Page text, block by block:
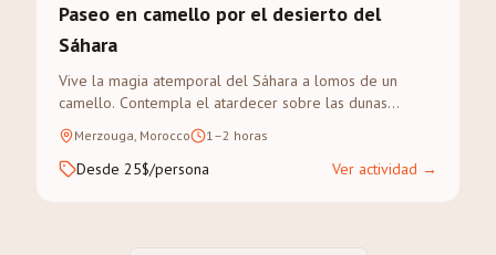
Paseo en camello por el desierto del
Sáhara
Vive la magia atemporal del Sáhara a lomos de un
camello. Contempla el atardecer sobre las dunas
doradas del Erg Chebbi en un trek guiado.
Merzouga, Morocco 1–2 horas
Desde 25$/persona Ver actividad →